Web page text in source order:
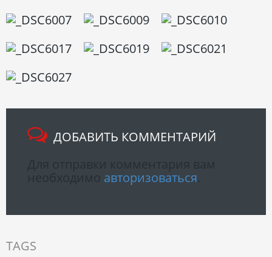
ДОБАВИТЬ КОММЕНТАРИЙ
авторизоваться
TAGS